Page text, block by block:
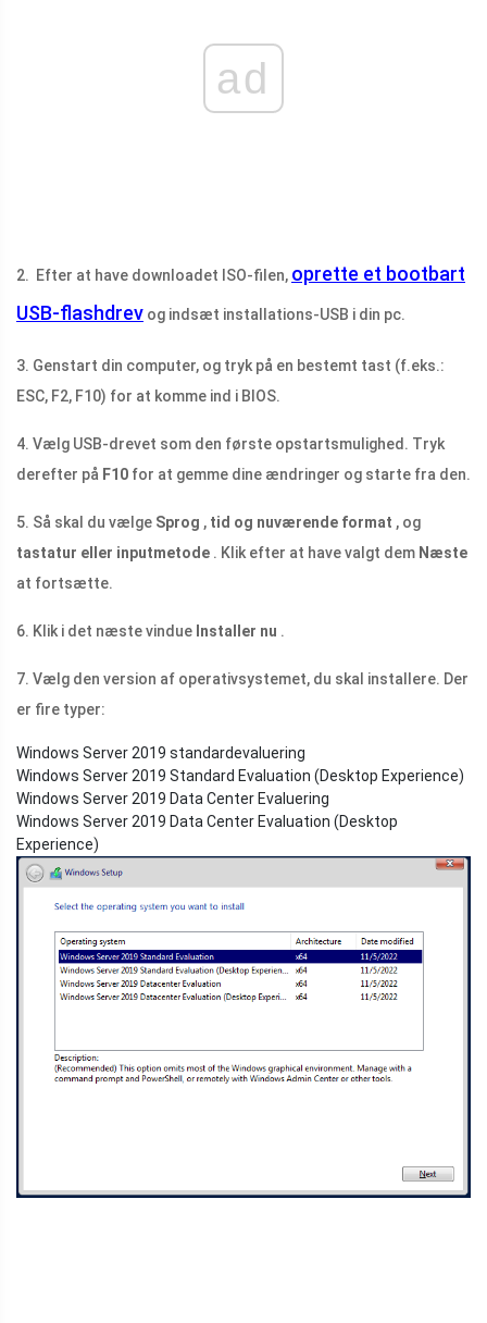
ad
2. Efter at have downloadet ISO-filen, oprette et bootbart
USB-flashdrev og indsæt installations-USB i din pc.
3. Genstart din computer, og tryk på en bestemt tast (f.eks.:
ESC, F2, F10) for at komme ind i BIOS.
4. Vælg USB-drevet som den første opstartsmulighed. Tryk
derefter på F10 for at gemme dine ændringer og starte fra den.
5. Så skal du vælge Sprog , tid og nuværende format , og
tastatur eller inputmetode . Klik efter at have valgt dem Næste
at fortsætte.
6. Klik i det næste vindue Installer nu .
7. Vælg den version af operativsystemet, du skal installere. Der
er fire typer:
Windows Server 2019 standardevaluering
Windows Server 2019 Standard Evaluation (Desktop Experience)
Windows Server 2019 Data Center Evaluering
Windows Server 2019 Data Center Evaluation (Desktop
Experience)